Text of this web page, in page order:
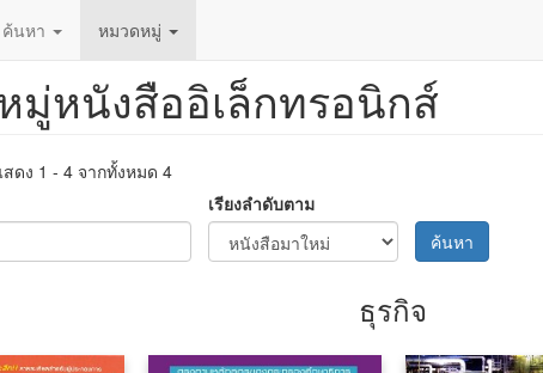
ค้นหา หมวดหมู่
มู่หนังสืออิเล็กทรอนิกส์
ดง 1 - 4 จากทั้งหมด 4
เรียงลำดับตาม
ค้นหา
ธุรกิจ